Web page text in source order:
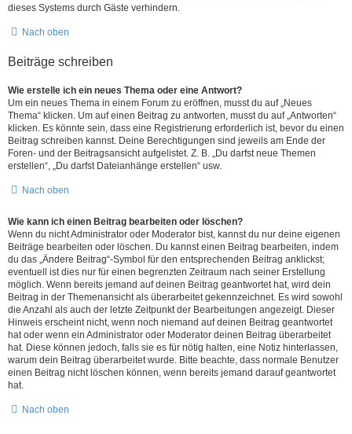
dieses Systems durch Gäste verhindern.
Nach oben
Beiträge schreiben
Wie erstelle ich ein neues Thema oder eine Antwort?
Um ein neues Thema in einem Forum zu eröffnen, musst du auf „Neues
Thema“ klicken. Um auf einen Beitrag zu antworten, musst du auf „Antworten“
klicken. Es könnte sein, dass eine Registrierung erforderlich ist, bevor du einen
Beitrag schreiben kannst. Deine Berechtigungen sind jeweils am Ende der
Foren- und der Beitragsansicht aufgelistet. Z. B. „Du darfst neue Themen
erstellen“, „Du darfst Dateianhänge erstellen“ usw.
Nach oben
Wie kann ich einen Beitrag bearbeiten oder löschen?
Wenn du nicht Administrator oder Moderator bist, kannst du nur deine eigenen
Beiträge bearbeiten oder löschen. Du kannst einen Beitrag bearbeiten, indem
du das „Ändere Beitrag“-Symbol für den entsprechenden Beitrag anklickst;
eventuell ist dies nur für einen begrenzten Zeitraum nach seiner Erstellung
möglich. Wenn bereits jemand auf deinen Beitrag geantwortet hat, wird dein
Beitrag in der Themenansicht als überarbeitet gekennzeichnet. Es wird sowohl
die Anzahl als auch der letzte Zeitpunkt der Bearbeitungen angezeigt. Dieser
Hinweis erscheint nicht, wenn noch niemand auf deinen Beitrag geantwortet
hat oder wenn ein Administrator oder Moderator deinen Beitrag überarbeitet
hat. Diese können jedoch, falls sie es für nötig halten, eine Notiz hinterlassen,
warum dein Beitrag überarbeitet wurde. Bitte beachte, dass normale Benutzer
einen Beitrag nicht löschen können, wenn bereits jemand darauf geantwortet
hat.
Nach oben